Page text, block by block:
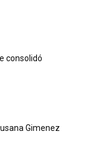
consolidó
Gimenez